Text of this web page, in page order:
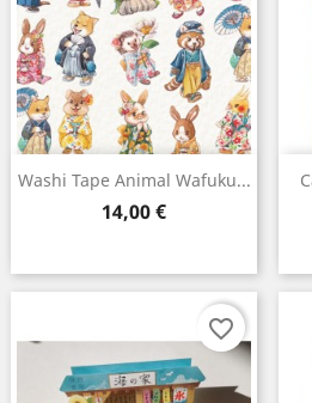
Washi Tape Animal Wafuku...
Prix
14,00 €
favorite_border